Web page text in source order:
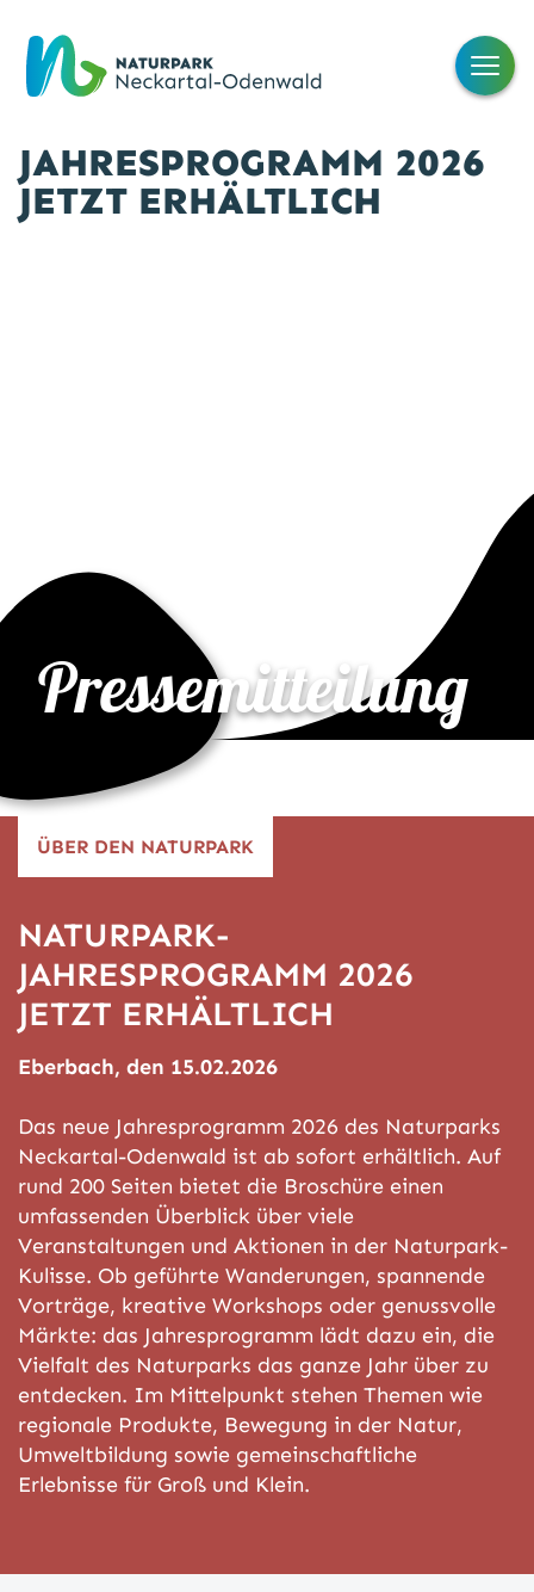
JAHRESPROGRAMM 2026
JETZT ERHÄLTLICH
Pressemitteilung
ÜBER DEN NATURPARK
NATURPARK-
JAHRESPROGRAMM 2026
JETZT ERHÄLTLICH
Eberbach, den 15.02.2026
Das neue Jahresprogramm 2026 des Naturparks
Neckartal-Odenwald ist ab sofort erhältlich. Auf
rund 200 Seiten bietet die Broschüre einen
umfassenden Überblick über viele
Veranstaltungen und Aktionen in der Naturpark-
Kulisse. Ob geführte Wanderungen, spannende
Vorträge, kreative Workshops oder genussvolle
Märkte: das Jahresprogramm lädt dazu ein, die
Vielfalt des Naturparks das ganze Jahr über zu
entdecken. Im Mittelpunkt stehen Themen wie
regionale Produkte, Bewegung in der Natur,
Umweltbildung sowie gemeinschaftliche
Erlebnisse für Groß und Klein.